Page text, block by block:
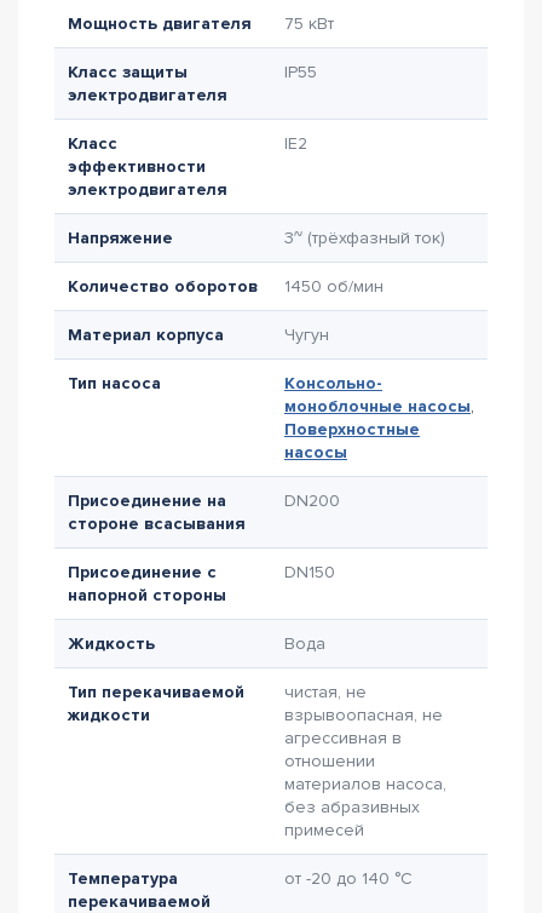
Мощность двигателя 75 кВт
Класс защиты
электродвигателя
IP55
Класс
эффективности
электродвигателя
IE2
Напряжение 3~ (трёхфазный ток)
Количество оборотов 1450 об/мин
Материал корпуса Чугун
Тип насоса
Консольно-
моноблочные насосы,
Поверхностные
насосы
Присоединение на
стороне всасывания
DN200
Присоединение с
напорной стороны
DN150
Жидкость Вода
Тип перекачиваемой
жидкости
чистая, не
взрывоопасная, не
агрессивная в
отношении
материалов насоса,
без абразивных
примесей
Температура
перекачиваемой
от -20 до 140 °C